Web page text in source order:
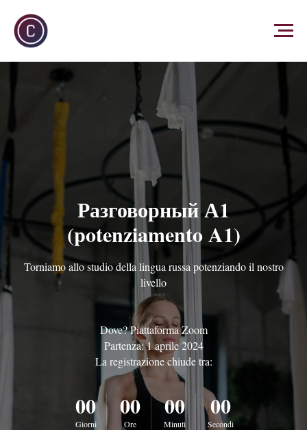
Разговорный А1
(potenziamento A1)
Torniamo allo studio della lingua russa potenziando il nostro
livello
Dove? Piattaforma Zoom
Partenza: 1 aprile 2024
La registrazione chiude tra:
00
Giorni
00
Ore
00
Minuti
00
Secondi